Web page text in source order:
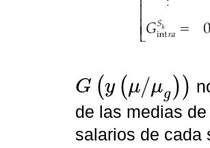
G (y (μ/μg ) )
Gyμ μg
de las medias
salarios de